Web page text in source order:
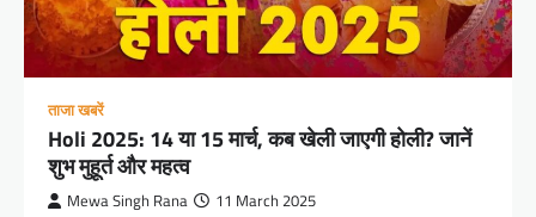
ताजा खबरें
Holi 2025: 14 या 15 मार्च, कब खेली जाएगी होली? जानें
शुभ मुहूर्त और महत्व
Mewa Singh Rana 11 March 2025